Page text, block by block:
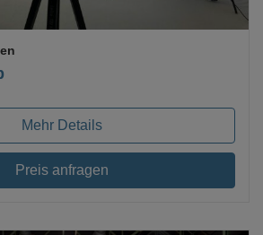
Mehr Details
Preis anfragen